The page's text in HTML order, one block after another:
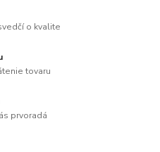
o kvalite
tovaru
prvoradá